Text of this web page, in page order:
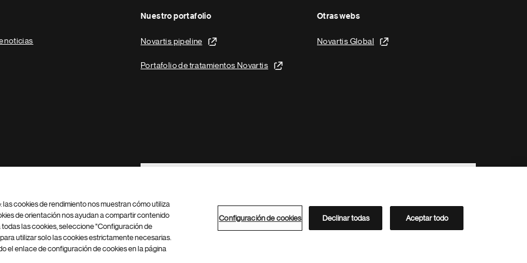
noticias
Nuestro portafolio
Novartis pipeline
Portafolio de tratamientos Novartis
Otras webs
Novartis Global
Footer Site Search
Configuración de cookies Mapa del sitio
Directorio de Novartis
cookies de rendimiento nos muestran cómo utiliza
de orientación nos ayudan a compartir contenido
las cookies, seleccione "Configuración de
utilizar solo las cookies estrictamente necesarias.
el enlace de configuración de cookies en la página
Configuración de cookies Declinar todas Aceptar todo